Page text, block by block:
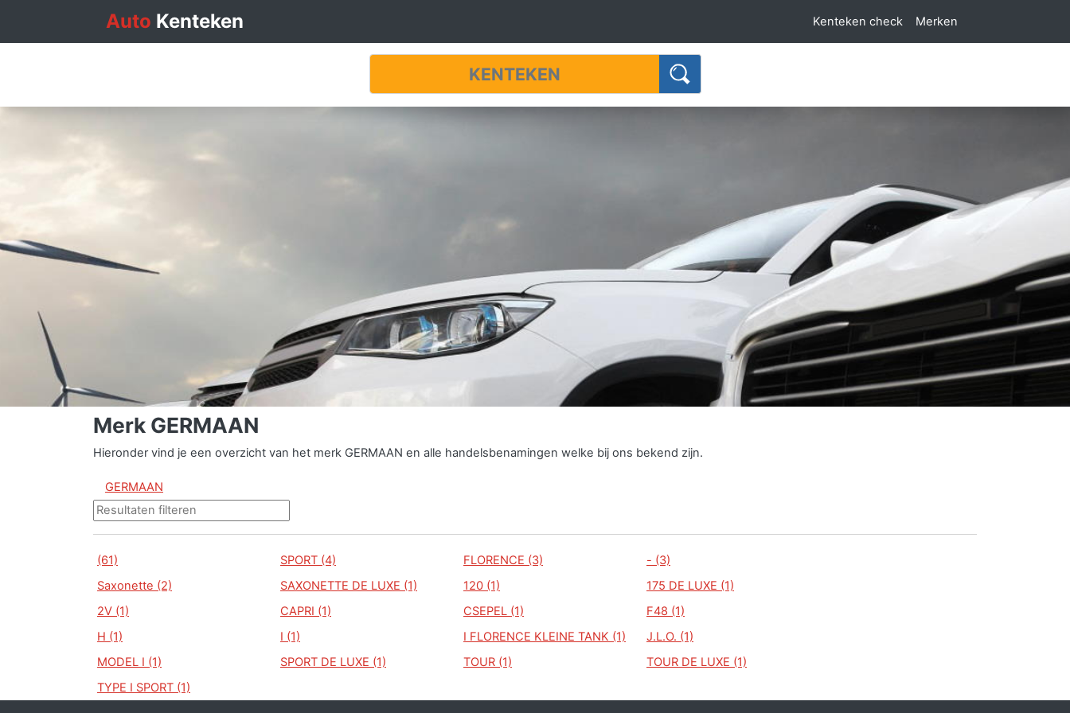
Auto Kenteken Kenteken check Merken
Merk GERMAAN
Hieronder vind je een overzicht van het merk GERMAAN en alle handelsbenamingen welke bij ons bekend zijn.
GERMAAN
(61) SPORT (4) FLORENCE (3)
- (3)
Saxonette (2)
SAXONETTE DE LUXE (1) 120 (1)
175 DE LUXE (1)
2V (1)
CAPRI (1) CSEPEL (1)
F48 (1)
H (1)
I (1) I FLORENCE KLEINE TANK (1)
J.L.O. (1)
MODEL I (1)
SPORT DE LUXE (1) TOUR (1)
TOUR DE LUXE (1)
TYPE I SPORT (1)